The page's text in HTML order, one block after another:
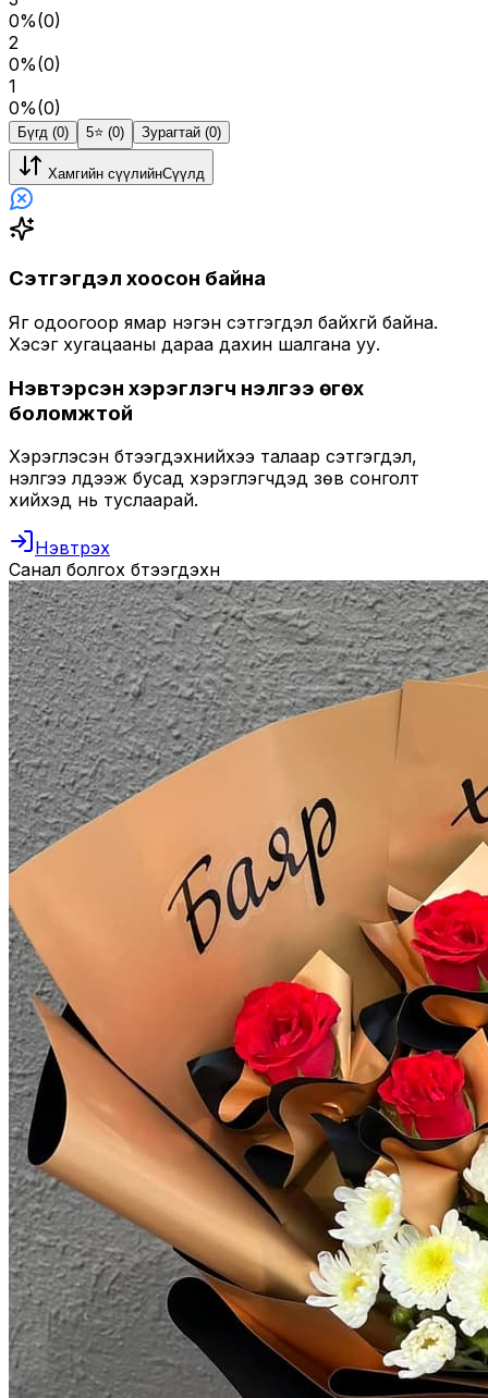
0%(0)
2
0%(0)
1
0%(0)
Бүгд (0) 5⭐️ (0) Зурагтай (0)
Хамгийн сүүлийнСүүлд
Сэтгэгдэл хоосон байна
Яг одоогоор ямар нэгэн сэтгэгдэл байхгүй байна.
Хэсэг хугацааны дараа дахин шалгана уу.
Нэвтэрсэн хэрэглэгч үнэлгээ өгөх
боломжтой
Хэрэглэсэн бүтээгдэхүүнийхээ талаар сэтгэгдэл,
үнэлгээ үлдээж бусад хэрэглэгчдэд зөв сонголт
хийхэд нь туслаарай.
Нэвтрэх
Санал болгох бүтээгдэхүүн